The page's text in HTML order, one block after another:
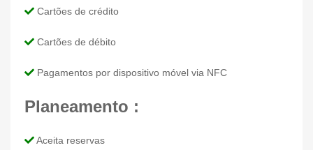
Cartões de crédito
Cartões de débito
Pagamentos por dispositivo móvel via NFC
Planeamento :
Aceita reservas